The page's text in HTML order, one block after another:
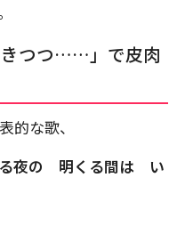
きつつ……」で皮肉
的な歌、
る夜の 明くる間は い